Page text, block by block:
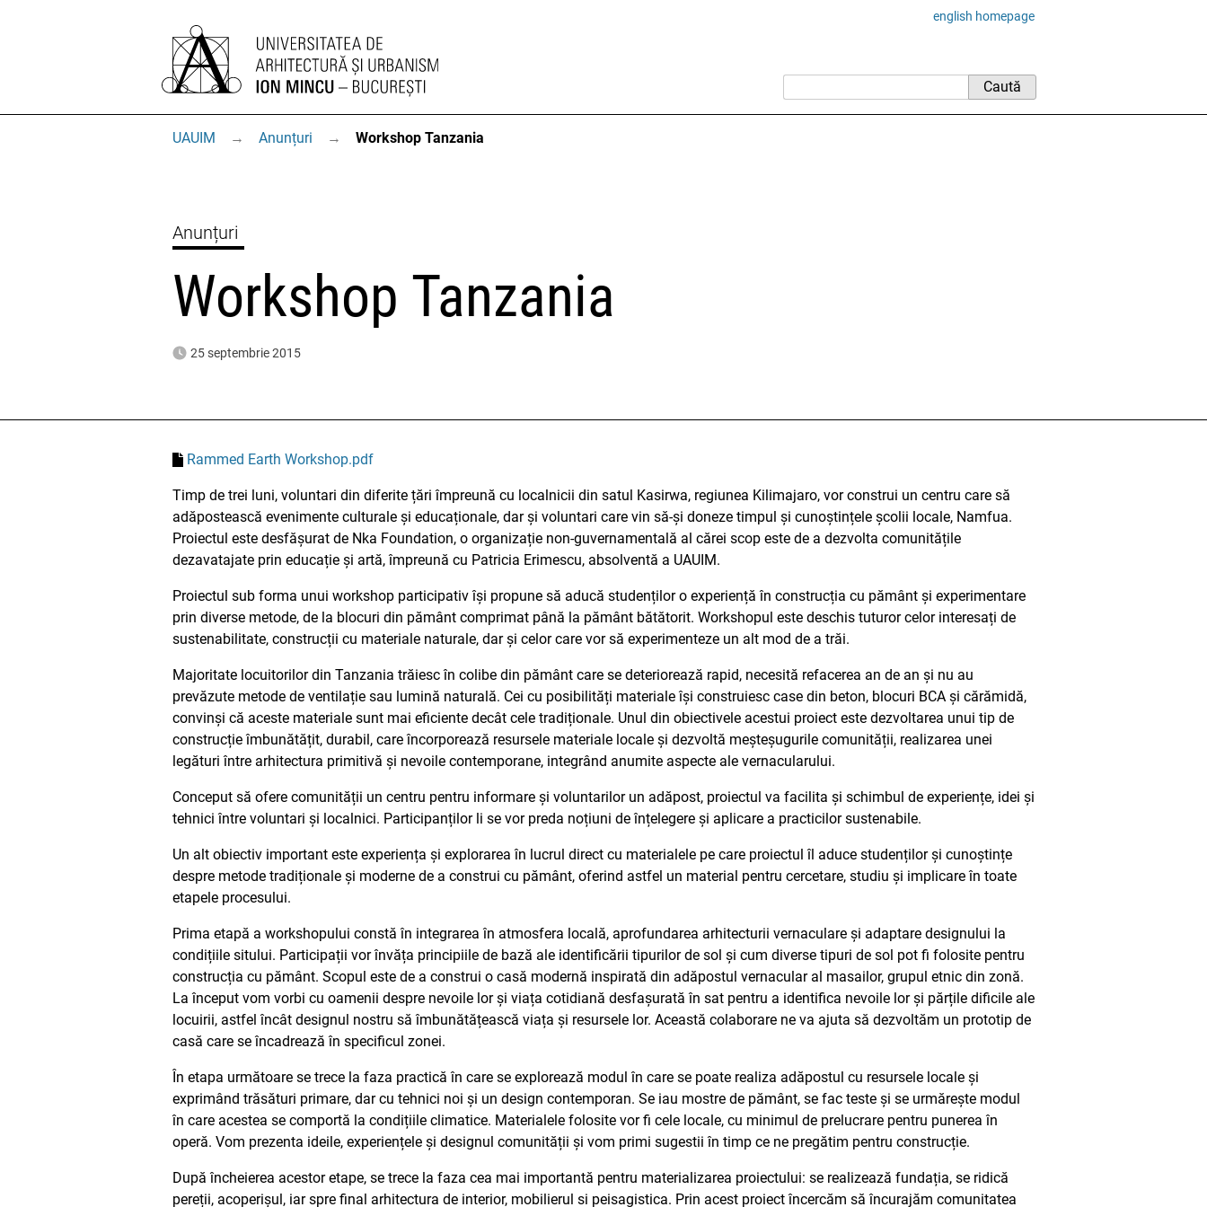
english homepage
UAUIM → Anunțuri → Workshop Tanzania
Anunțuri
Workshop Tanzania
25 septembrie 2015
Rammed Earth Workshop.pdf
Timp de trei luni, voluntari din diferite țări împreună cu localnicii din satul Kasirwa, regiunea Kilimajaro, vor construi un centru care să
adăpostească evenimente culturale și educaționale, dar și voluntari care vin să-și doneze timpul și cunoștințele școlii locale, Namfua.
Proiectul este desfășurat de Nka Foundation, o organizație non-guvernamentală al cărei scop este de a dezvolta comunitățile
dezavatajate prin educație și artă, împreună cu Patricia Erimescu, absolventă a UAUIM.
Proiectul sub forma unui workshop participativ își propune să aducă studenților o experiență în construcția cu pământ și experimentare
prin diverse metode, de la blocuri din pământ comprimat până la pământ bătătorit. Workshopul este deschis tuturor celor interesați de
sustenabilitate, construcții cu materiale naturale, dar și celor care vor să experimenteze un alt mod de a trăi.
Majoritate locuitorilor din Tanzania trăiesc în colibe din pământ care se deteriorează rapid, necesită refacerea an de an și nu au
prevăzute metode de ventilație sau lumină naturală. Cei cu posibilități materiale își construiesc case din beton, blocuri BCA și cărămidă,
convinși că aceste materiale sunt mai eficiente decât cele tradiționale. Unul din obiectivele acestui proiect este dezvoltarea unui tip de
construcție îmbunătățit, durabil, care încorporează resursele materiale locale și dezvoltă meșteșugurile comunității, realizarea unei
legături între arhitectura primitivă și nevoile contemporane, integrând anumite aspecte ale vernacularului.
Conceput să ofere comunității un centru pentru informare și voluntarilor un adăpost, proiectul va facilita și schimbul de experiențe, idei și
tehnici între voluntari și localnici. Participanților li se vor preda noțiuni de înțelegere și aplicare a practicilor sustenabile.
Un alt obiectiv important este experiența și explorarea în lucrul direct cu materialele pe care proiectul îl aduce studenților și cunoștințe
despre metode tradiționale și moderne de a construi cu pământ, oferind astfel un material pentru cercetare, studiu și implicare în toate
etapele procesului.
Prima etapă a workshopului constă în integrarea în atmosfera locală, aprofundarea arhitecturii vernaculare și adaptare designului la
condițiile sitului. Participații vor învăța principiile de bază ale identificării tipurilor de sol și cum diverse tipuri de sol pot fi folosite pentru
construcția cu pământ. Scopul este de a construi o casă modernă inspirată din adăpostul vernacular al masailor, grupul etnic din zonă.
La început vom vorbi cu oamenii despre nevoile lor și viața cotidiană desfașurată în sat pentru a identifica nevoile lor și părțile dificile ale
locuirii, astfel încât designul nostru să îmbunătățească viața și resursele lor. Această colaborare ne va ajuta să dezvoltăm un prototip de
casă care se încadrează în specificul zonei.
În etapa următoare se trece la faza practică în care se explorează modul în care se poate realiza adăpostul cu resursele locale și
exprimând trăsături primare, dar cu tehnici noi și un design contemporan. Se iau mostre de pământ, se fac teste și se urmărește modul
în care acestea se comportă la condițiile climatice. Materialele folosite vor fi cele locale, cu minimul de prelucrare pentru punerea în
operă. Vom prezenta ideile, experiențele și designul comunității și vom primi sugestii în timp ce ne pregătim pentru construcție.
După încheierea acestor etape, se trece la faza cea mai importantă pentru materializarea proiectului: se realizează fundația, se ridică
pereții, acoperișul, iar spre final arhitectura de interior, mobilierul si peisagistica. Prin acest proiect încercăm să încurajăm comunitatea